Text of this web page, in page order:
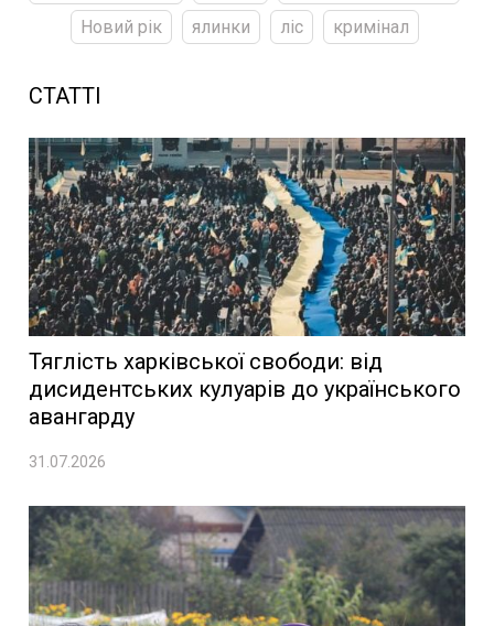
Новий рік
ялинки ліс кримінал
СТАТТІ
Тяглість харківської свободи: від
дисидентських кулуарів до українського
авангарду
31.07.2026